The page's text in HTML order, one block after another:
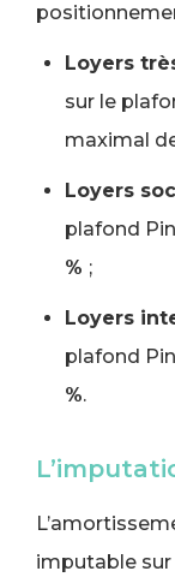
Loyers
sur le
maximal
Loyers
plafond
% ;
Loyers
plafond
%.
imputable sur